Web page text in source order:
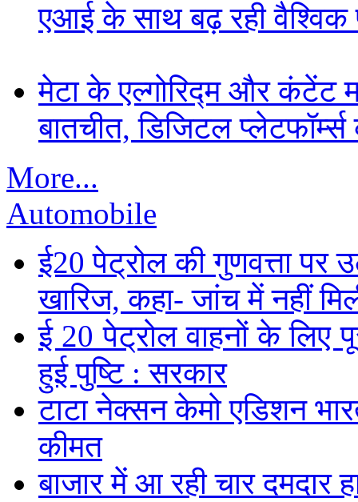
एआई के साथ बढ़ रही वैश्विक
मेटा के एल्गोरिद्म और कंटेंट
बातचीत, डिजिटल प्लेटफॉर्म्स
More...
Automobile
ई20 पेट्रोल की गुणवत्ता पर
खारिज, कहा- जांच में नहीं
ई 20 पेट्रोल वाहनों के लिए
हुई पुष्टि : सरकार
टाटा नेक्सन केमो एडिशन
कीमत
बाजार में आ रही चार दमदार